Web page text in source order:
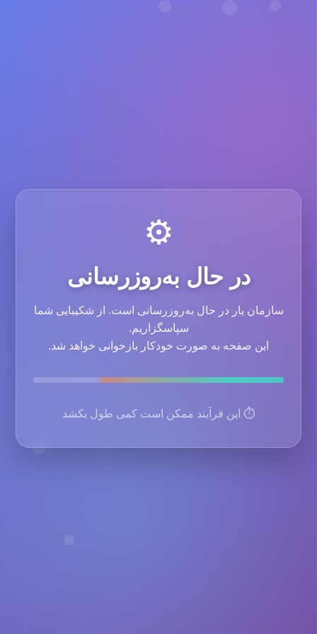
⚙️
در حال به‌روزرسانی
سازمان یار در حال به‌روزرسانی است. از شکیبایی شما
سپاسگزاریم.
این صفحه به صورت خودکار بازخوانی خواهد شد.
⏱️ این فرآیند ممکن است کمی طول بکشد